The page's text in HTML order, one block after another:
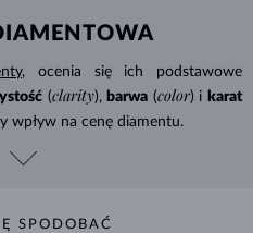
, ocenia się ich podstawowe
(clarity), barwa (color) i karat
wpływ na cenę diamentu.
SPODOBAĆ